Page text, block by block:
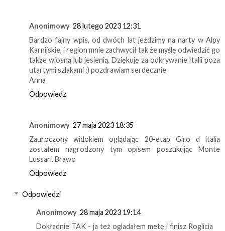
Anonimowy 28 lutego 2023 12:31
Bardzo fajny wpis, od dwóch lat jeździmy na narty w Alpy
Karnijskie, i region mnie zachwycił tak że myślę odwiedzić go
także wiosną lub jesienią. Dziękuję za odkrywanie Italii poza
utartymi szlakami :) pozdrawiam serdecznie
Anna
Odpowiedz
Anonimowy 27 maja 2023 18:35
Zauroczony widokiem oglądając 20-etap Giro d italia
zostałem nagrodzony tym opisem poszukując Monte
Lussari. Brawo
Odpowiedz
Odpowiedzi
Anonimowy 28 maja 2023 19:14
Dokładnie TAK - ja też ogladałem metę i finisz Roglicia